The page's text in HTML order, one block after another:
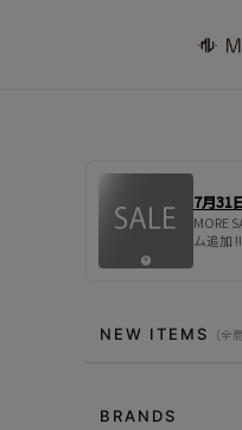
7月31
MORE
ム追加
NEW ITEMS （全
BRANDS